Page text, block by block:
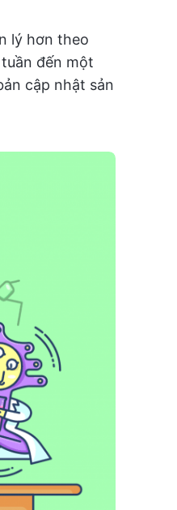
lý hơn theo
đến một
cập nhật sản